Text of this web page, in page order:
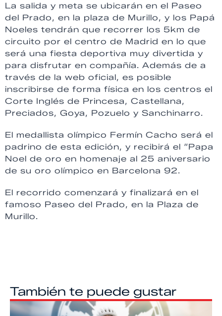
La salida y meta se ubicarán en el Paseo
del Prado, en la plaza de Murillo, y los Papá
Noeles tendrán que recorrer los 5km de
circuito por el centro de Madrid en lo que
será una fiesta deportiva muy divertida y
para disfrutar en compañía. Además de a
través de la web oficial, es posible
inscribirse de forma física en los centros el
Corte Inglés de Princesa, Castellana,
Preciados, Goya, Pozuelo y Sanchinarro.
El medallista olímpico Fermín Cacho será el
padrino de esta edición, y recibirá el “Papa
Noel de oro en homenaje al 25 aniversario
de su oro olímpico en Barcelona 92.
El recorrido comenzará y finalizará en el
famoso Paseo del Prado, en la Plaza de
Murillo.
También te puede gustar